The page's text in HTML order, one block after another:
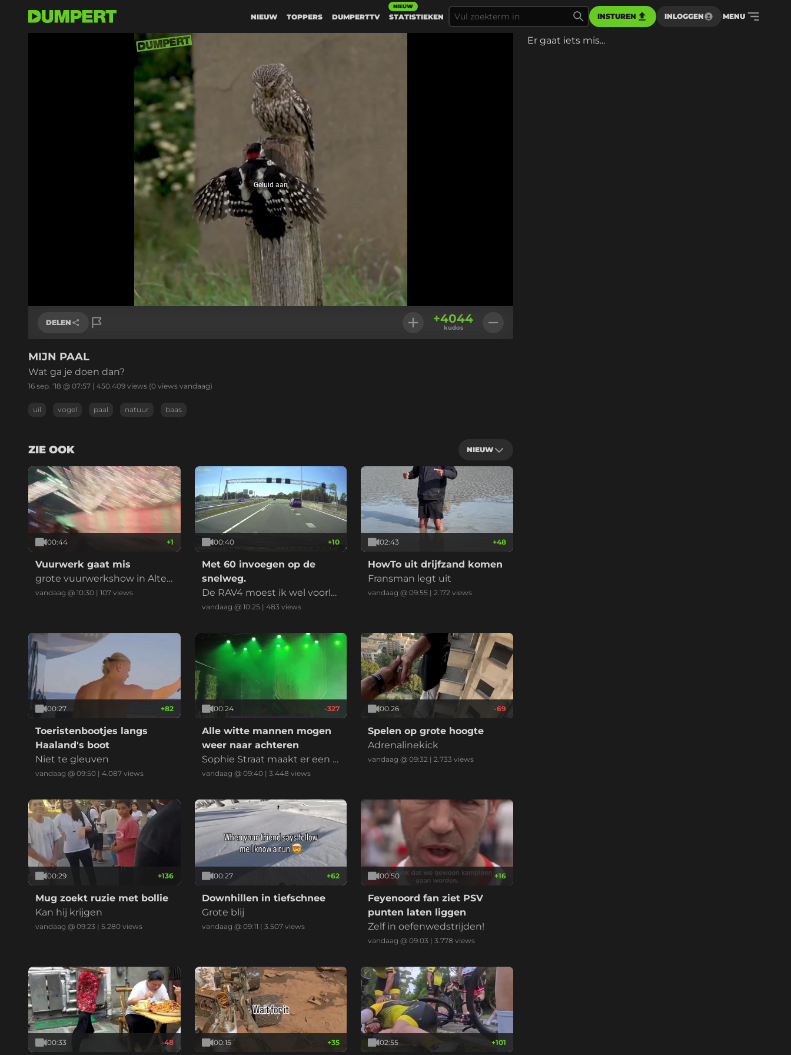
NIEUW TOPPERS DUMPERTTV STATISTIEKEN
NIEUW
INSTUREN INLOGGEN MENU
Er gaat iets mis...
Geluid
aan
Geluid aan
Geladen
100.00%
DELEN
Link kopiëren
+4044
kudos
MIJN PAAL
Wat ga je doen dan?
16 sep. '18 @ 07:57 | 450.409 views (0 views vandaag)
uil vogel paal natuur baas
ZIE OOK NIEUW
00:44 +1
Vuurwerk gaat mis
grote vuurwerkshow in Altea
gaat mis. Shells belanden op
vandaag @ 10:30 | 107 views
00:40 +10
Met 60 invoegen op de
snelweg.
De RAV4 moest ik wel voorla
ten omdat de invoegstrook s
n het eind mij inhaalt) is het
er niet mee eens dat ik de R
AV4 ruimte geef en gaat toet
eren. Wat zouden jullie geda
an hebben? Afremmen voor
de invoeger of niet?
vandaag @ 10:25| 483 views
02:43 +48
HowTo uit drijfzand komen
Fransman legt uit
vandaag @ 09:55 |2.172 views
00:27 +82
Toeristenbootjes langs
Haaland's boot
Niet te gleuven
vandaag @ 09:50 | 4.087 views
00:24 -327
Alle witte mannen mogen
weer naar achteren
Sophie Straat maakt er een v
erdienmodel van
vandaag @ 09:40| 3.448 views
00:26 -69
Spelen op grote hoogte
Adrenalinekick
vandaag @ 09:32 |2.733 views
00:29 +136
Mug zoekt ruzie met bollie
Kan hij krijgen
vandaag @ 09:23 | 5.280 views
00:27 +62
Downhillen in tiefschnee
Grote blij
vandaag @ 09:11 | 3.507views
00:50 +16
Feyenoord fan ziet PSV
punten laten liggen
Zelf in oefenwedstrijden!
vandaag @ 09:03 |3.778 views
00:33 -48 00:15 +35 02:55 +101